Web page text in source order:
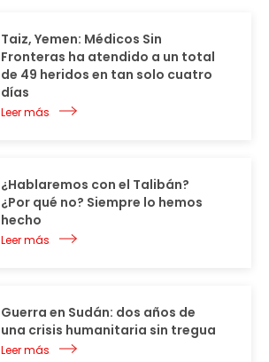
Taiz, Yemen: Médicos Sin
Fronteras ha atendido a un total
de 49 heridos en tan solo cuatro
días
Leer más
¿Hablaremos con el Talibán?
¿Por qué no? Siempre lo hemos
hecho
Leer más
Guerra en Sudán: dos años de
una crisis humanitaria sin tregua
Leer más